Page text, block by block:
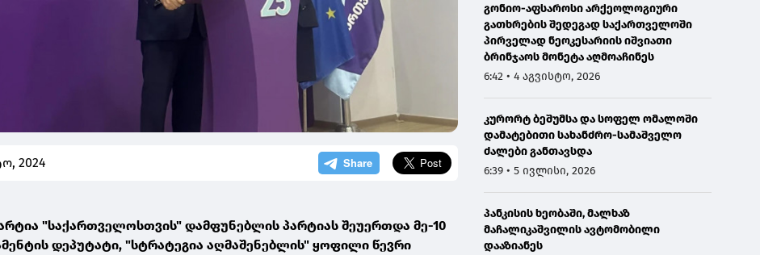
2024
"საქართველოსთვის" დამფუნებლის პარტიას შეუერთდა მე-10
დეპუტატი, "სტრატეგია აღმაშენებლის" ყოფილი წევრი
გონიო-აფსაროსი არქეოლოგიური
გათხრების შედეგად საქართველოში
პირველად ნეოკესარიის იშვიათი
ბრინჯაოს მონეტა აღმოაჩინეს
6:42 • 4 აგვისტო, 2026
კურორტ ბეშუმსა და სოფელ ომალოში
დამატებითი სახანძრო-სამაშველო
ძალები განთავსდა
6:39 • 5 ივლისი, 2026
პანკისის ხეობაში, მალხაზ
მაჩალიკაშვილის ავტომობილი
დააზიანეს